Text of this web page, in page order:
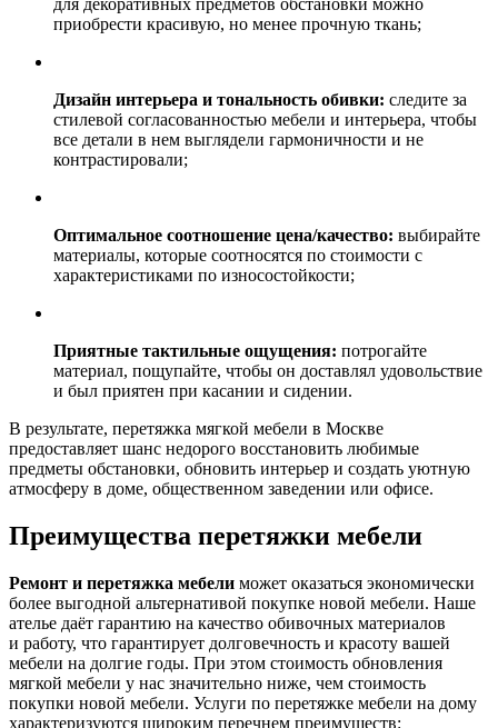
для декоративных предметов обстановки можно
приобрести красивую, но менее прочную ткань;
Дизайн интерьера и тональность обивки: следите за
стилевой согласованностью мебели и интерьера, чтобы
все детали в нем выглядели гармоничности и не
контрастировали;
Оптимальное соотношение цена/качество: выбирайте
материалы, которые соотносятся по стоимости с
характеристиками по износостойкости;
Приятные тактильные ощущения: потрогайте
материал, пощупайте, чтобы он доставлял удовольствие
и был приятен при касании и сидении.
В результате, перетяжка мягкой мебели в Москве
предоставляет шанс недорого восстановить любимые
предметы обстановки, обновить интерьер и создать уютную
атмосферу в доме, общественном заведении или офисе.
Преимущества перетяжки мебели
Ремонт и перетяжка мебели может оказаться экономически
более выгодной альтернативой покупке новой мебели. Наше
ателье даёт гарантию на качество обивочных материалов
и работу, что гарантирует долговечность и красоту вашей
мебели на долгие годы. При этом стоимость обновления
мягкой мебели у нас значительно ниже, чем стоимость
покупки новой мебели. Услуги по перетяжке мебели на дому
характеризуются широким перечнем преимуществ: